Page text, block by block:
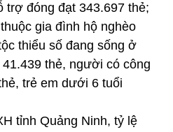
trợ đóng đạt 343.697 thẻ;
gia đình hộ nghèo
thiểu số đang sống ở
thẻ, người có công
trẻ em dưới 6 tuổi
tỉnh Quảng Ninh, tỷ lệ